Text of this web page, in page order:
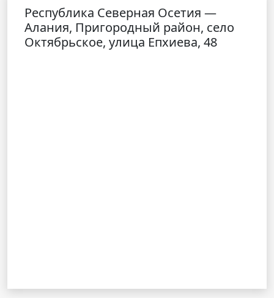
Республика Северная Осетия —
Алания, Пригородный район, село
Октябрьское, улица Епхиева, 48